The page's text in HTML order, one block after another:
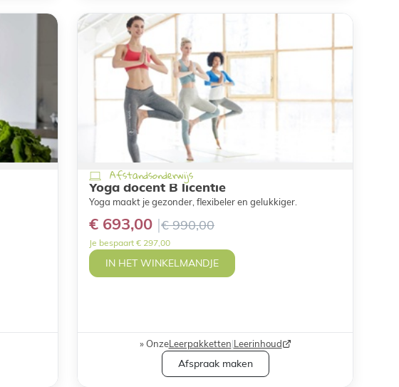
Afstandsonderwijs
Yoga docent B licentie
Yoga maakt je gezonder, flexibeler en gelukkiger.
€ 693,00 € 990,00
Je bespaart € 297,00
IN HET WINKELMANDJE
OnzeLeerpakketten|Leerinhoud
Afspraak maken